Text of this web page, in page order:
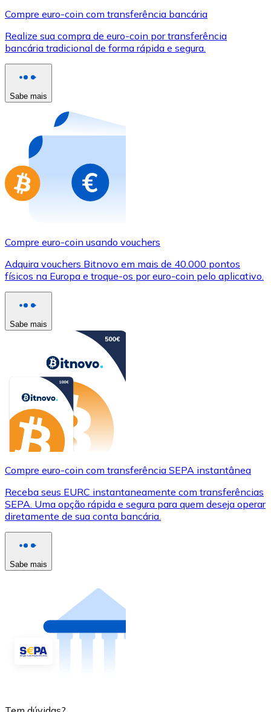
Use cartões Visa e Mastercard para comprar
Comprar com cartão
Compre cartões-presente das suas marcas favoritas
Ir para a loja de cartões-presente
Compre euro-coin com transferência bancária
Realize sua compra de euro-coin por transferência
bancária tradicional de forma rápida e segura.
Sabe mais
Compre euro-coin usando vouchers
Adquira vouchers Bitnovo em mais de 40.000 pontos
físicos na Europa e troque-os por euro-coin pelo aplicativo.
Sabe mais
Compre euro-coin com transferência SEPA instantânea
Receba seus EURC instantaneamente com transferências
SEPA. Uma opção rápida e segura para quem deseja operar
diretamente de sua conta bancária.
Sabe mais